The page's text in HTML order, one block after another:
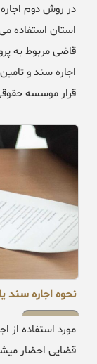
در روش دوم
استان استفاده
قاضی مربوط به
اجاره سند و
قرار موسسه
نحوه اجاره سند
مورد استفاده از
قضایی احضار